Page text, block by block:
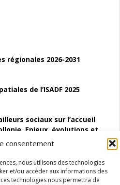
consentement
nous utilisons des technologies
et/ou accéder aux informations des
technologies nous permettra de
régionales 2026-2031
de l’ISADF 2025
sociaux sur l’accueil
Enjeux, évolutions et
d’emploi (SAACE)